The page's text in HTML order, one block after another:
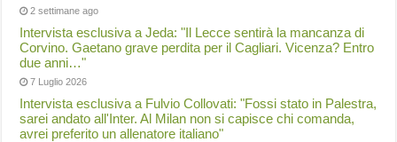
2 settimane ago
Intervista esclusiva a Jeda: "Il Lecce sentirà la mancanza di
Corvino. Gaetano grave perdita per il Cagliari. Vicenza? Entro
due anni…"
7 Luglio 2026
Intervista esclusiva a Fulvio Collovati: "Fossi stato in Palestra,
sarei andato all'Inter. Al Milan non si capisce chi comanda,
avrei preferito un allenatore italiano"